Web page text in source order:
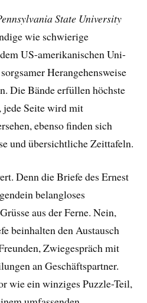
State University
wie schwierige
US-amerikanischen Uni-
Herangehensweise
Die Bände erfüllen höchste
jede Seite wird mit
ebenso finden sich
und übersichtliche Zeittafeln.
Denn die Briefe des Ernest
belangloses
aus der Ferne. Nein,
beinhalten den Austausch
Zwiegespräch mit
an Geschäftspartner.
wie ein winziges Puzzle-Teil,